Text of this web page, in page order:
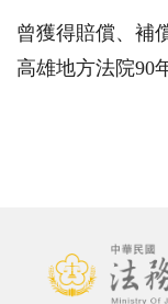
曾獲得賠償、補
高雄地方法院90